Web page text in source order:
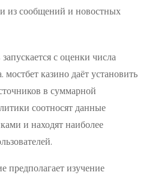
из сообщений и новостных
с оценки числа
мостбет казино даёт установить
в суммарной
соотносят данные
и находят наиболее
предполагает изучение